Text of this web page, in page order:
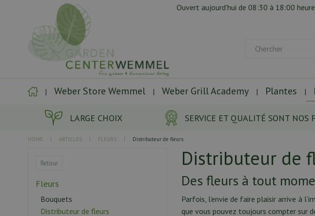
LARGE CHOIX SERVICE ET QUALITÉ SONT NOS
HOME ARTICLES FLEURS Distributeur de fleurs
Ouvert aujourd'hui de 08:30 à 18:00
Weber Store Wemmel Weber Grill Academy Plantes
Distributeur de
Des fleurs à tout
Parfois, l’envie de faire plaisir arrive à
que vous pouvez toujours compter sur
Retour
Fleurs
Bouquets
Distributeur de fleurs